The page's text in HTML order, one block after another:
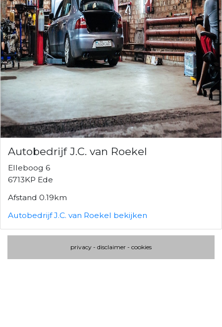
Autobedrijf J.C. van Roekel
Elleboog 6
6713KP Ede
Afstand 0.19km
Autobedrijf J.C. van Roekel bekijken
privacy - disclaimer - cookies